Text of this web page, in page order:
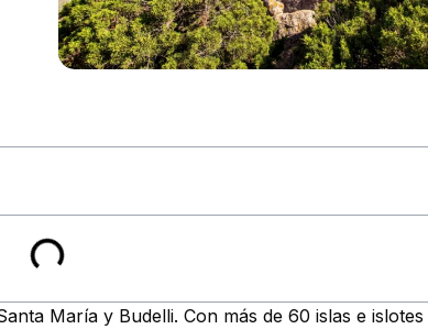
María y Budelli. Con más de 60 islas e islotes